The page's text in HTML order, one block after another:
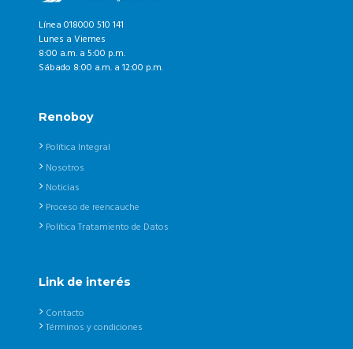
Línea 018000 510 141
Lunes a Viernes
8:00 a.m. a 5:00 p.m.
Sábado 8:00 a.m. a 12:00 p.m.
Renoboy
Política Integral
Nosotros
Noticias
Proceso de reencauche
Política Tratamiento de Datos
Link de interés
Contacto
Términos y condiciones